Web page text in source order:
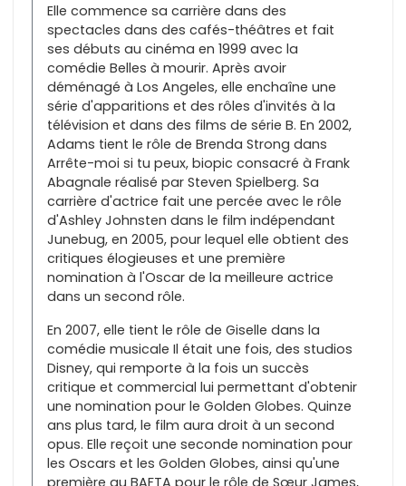
Elle commence sa carrière dans des
spectacles dans des cafés-théâtres et fait
ses débuts au cinéma en 1999 avec la
comédie Belles à mourir. Après avoir
déménagé à Los Angeles, elle enchaîne une
série d'apparitions et des rôles d'invités à la
télévision et dans des films de série B. En 2002,
Adams tient le rôle de Brenda Strong dans
Arrête-moi si tu peux, biopic consacré à Frank
Abagnale réalisé par Steven Spielberg. Sa
carrière d'actrice fait une percée avec le rôle
d'Ashley Johnsten dans le film indépendant
Junebug, en 2005, pour lequel elle obtient des
critiques élogieuses et une première
nomination à l'Oscar de la meilleure actrice
dans un second rôle.
En 2007, elle tient le rôle de Giselle dans la
comédie musicale Il était une fois, des studios
Disney, qui remporte à la fois un succès
critique et commercial lui permettant d'obtenir
une nomination pour le Golden Globes. Quinze
ans plus tard, le film aura droit à un second
opus. Elle reçoit une seconde nomination pour
les Oscars et les Golden Globes, ainsi qu'une
première au BAFTA pour le rôle de Sœur James,